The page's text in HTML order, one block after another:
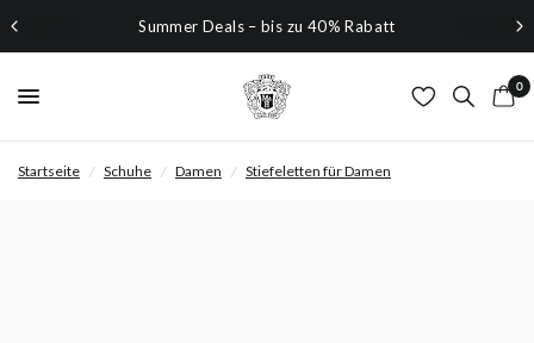
Summer Deals – bis zu 40% Rabatt
0
Startseite / Schuhe / Damen / Stiefeletten für Damen